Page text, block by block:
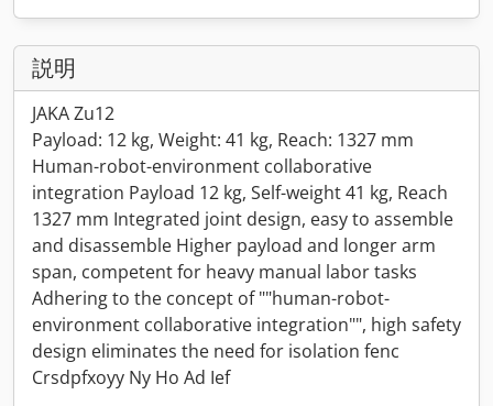
説明
JAKA Zu12
Payload: 12 kg, Weight: 41 kg, Reach: 1327 mm
Human-robot-environment collaborative
integration Payload 12 kg, Self-weight 41 kg, Reach
1327 mm Integrated joint design, easy to assemble
and disassemble Higher payload and longer arm
span, competent for heavy manual labor tasks
Adhering to the concept of ""human-robot-
environment collaborative integration"", high safety
design eliminates the need for isolation fenc
Crsdpfxoyy Ny Ho Ad Ief